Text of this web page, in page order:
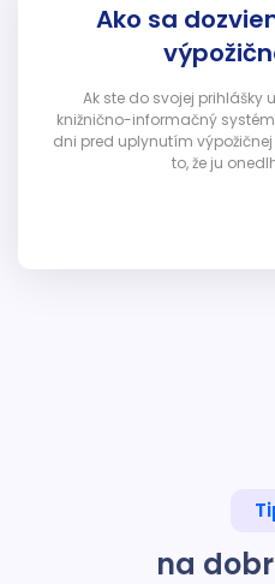
Ako sa
Ak ste do svojej prihlášky
knižnično-informačný
dni pred uplynutím
to, že ju
na